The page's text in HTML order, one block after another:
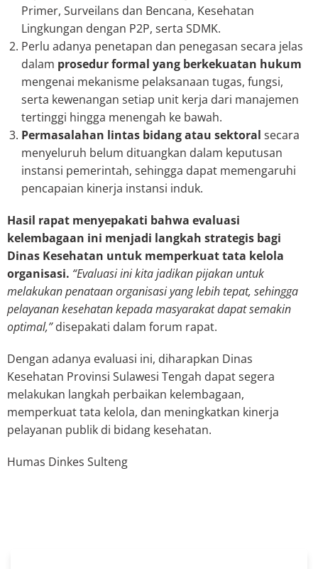
Primer, Surveilans dan Bencana, Kesehatan
Lingkungan dengan P2P, serta SDMK.
Perlu adanya penetapan dan penegasan secara jelas
dalam prosedur formal yang berkekuatan hukum
mengenai mekanisme pelaksanaan tugas, fungsi,
serta kewenangan setiap unit kerja dari manajemen
tertinggi hingga menengah ke bawah.
Permasalahan lintas bidang atau sektoral secara
menyeluruh belum dituangkan dalam keputusan
instansi pemerintah, sehingga dapat memengaruhi
pencapaian kinerja instansi induk.
Hasil rapat menyepakati bahwa evaluasi
kelembagaan ini menjadi langkah strategis bagi
Dinas Kesehatan untuk memperkuat tata kelola
organisasi. “Evaluasi ini kita jadikan pijakan untuk
melakukan penataan organisasi yang lebih tepat, sehingga
pelayanan kesehatan kepada masyarakat dapat semakin
optimal,”disepakati dalam forum rapat.
Dengan adanya evaluasi ini, diharapkan Dinas
Kesehatan Provinsi Sulawesi Tengah dapat segera
melakukan langkah perbaikan kelembagaan,
memperkuat tata kelola, dan meningkatkan kinerja
pelayanan publik di bidang kesehatan.
Humas Dinkes Sulteng